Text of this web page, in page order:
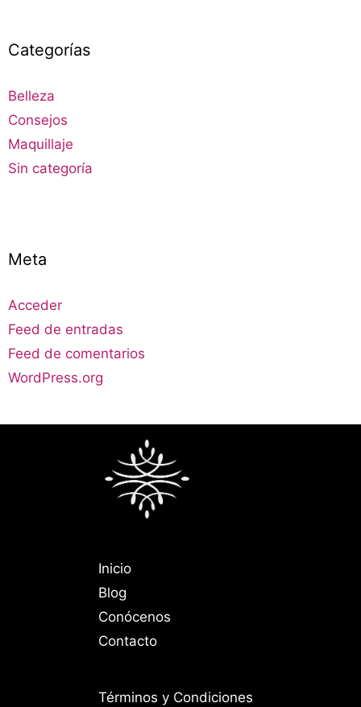
Categorías
Belleza
Consejos
Maquillaje
Sin categoría
Meta
Acceder
Feed de entradas
Feed de comentarios
WordPress.org
Inicio
Blog
Conócenos
Contacto
Términos y Condiciones